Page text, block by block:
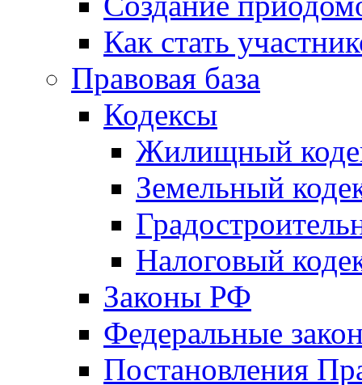
Как стать
Правовая база
Кодексы
Жилищный
Земельный
Налоговый
Законы РФ
Федеральные
Постановления